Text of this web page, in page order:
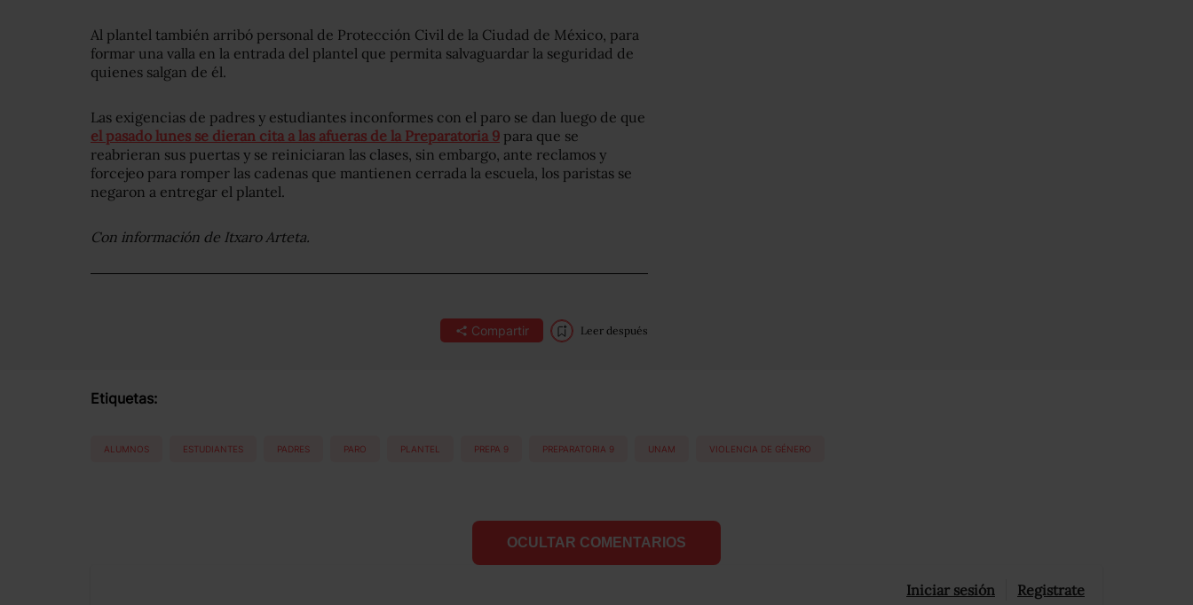
Al plantel también arribó personal de Protección Civil de la Ciudad de México, para
formar una valla en la entrada del plantel que permita salvaguardar la seguridad de
quienes salgan de él.
Las exigencias de padres y estudiantes inconformes con el paro se dan luego de que
el pasado lunes se dieran cita a las afueras de la Preparatoria 9 para que se
reabrieran sus puertas y se reiniciaran las clases, sin embargo, ante reclamos y
forcejeo para romper las cadenas que mantienen cerrada la escuela, los paristas se
negaron a entregar el plantel.
Con información de Itxaro Arteta.
Compartir Leer después
Etiquetas:
ALUMNOS ESTUDIANTES PADRES PARO PLANTEL PREPA 9 PREPARATORIA 9 UNAM VIOLENCIA DE GÉNERO
OCULTAR COMENTARIOS
Iniciar sesión Registrate